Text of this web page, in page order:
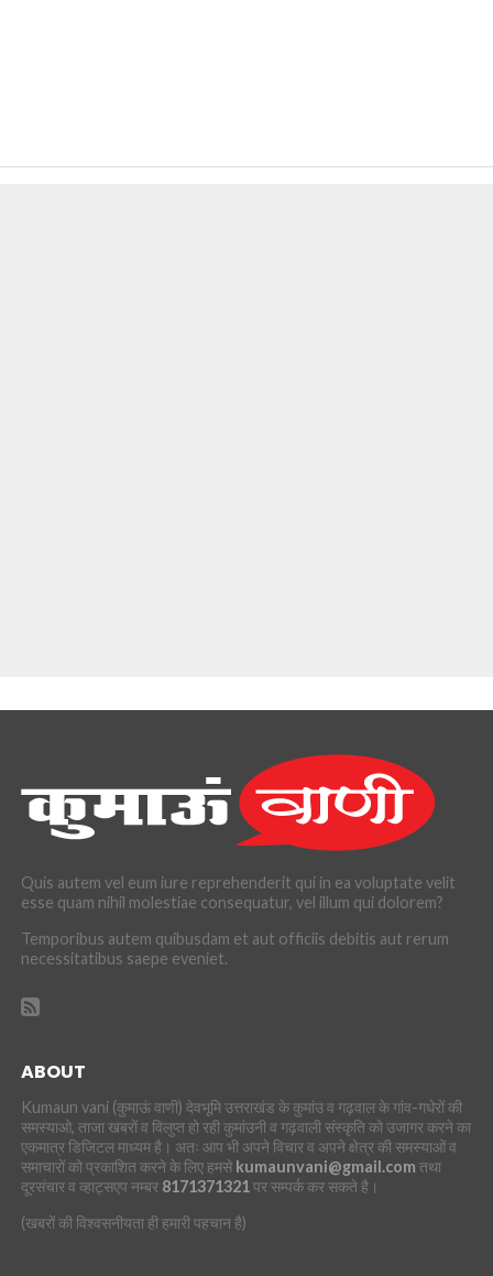
Quis autem vel eum iure reprehenderit qui in ea voluptate velit
esse quam nihil molestiae consequatur, vel illum qui dolorem?
Temporibus autem quibusdam et aut officiis debitis aut rerum
necessitatibus saepe eveniet.
ABOUT
Kumaun vani (कुमाऊं वाणी) देवभूमि उत्तराखंड के कुमांउ व गढ़वाल के गांव-गधेरों की
समस्याओ, ताजा खबरों व विलुप्त हो रही कुमांउनी व गढ़वाली संस्कृति को उजागर करने का
एकमात्र डिजिटल माध्यम है। अतः आप भी अपने विचार व अपने क्षेत्र की समस्याओं व
समाचारों को प्रकाशित करने के लिए हमसे kumaunvani@gmail.com तथा
दूरसंचार व व्हाट्सएप नम्बर 8171371321पर सम्पर्क कर सकते है।
(खबरों की विश्वसनीयता ही हमारी पहचान है)